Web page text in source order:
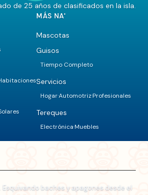
de 25 años de clasificados en la isla.
MÁS NA'
Mascotas
Guisos
Tiempo Completo
Servicios
Hogar·Automotriz·Profesionales
Tereques
Electrónica·Muebles
baches y apagones desde el